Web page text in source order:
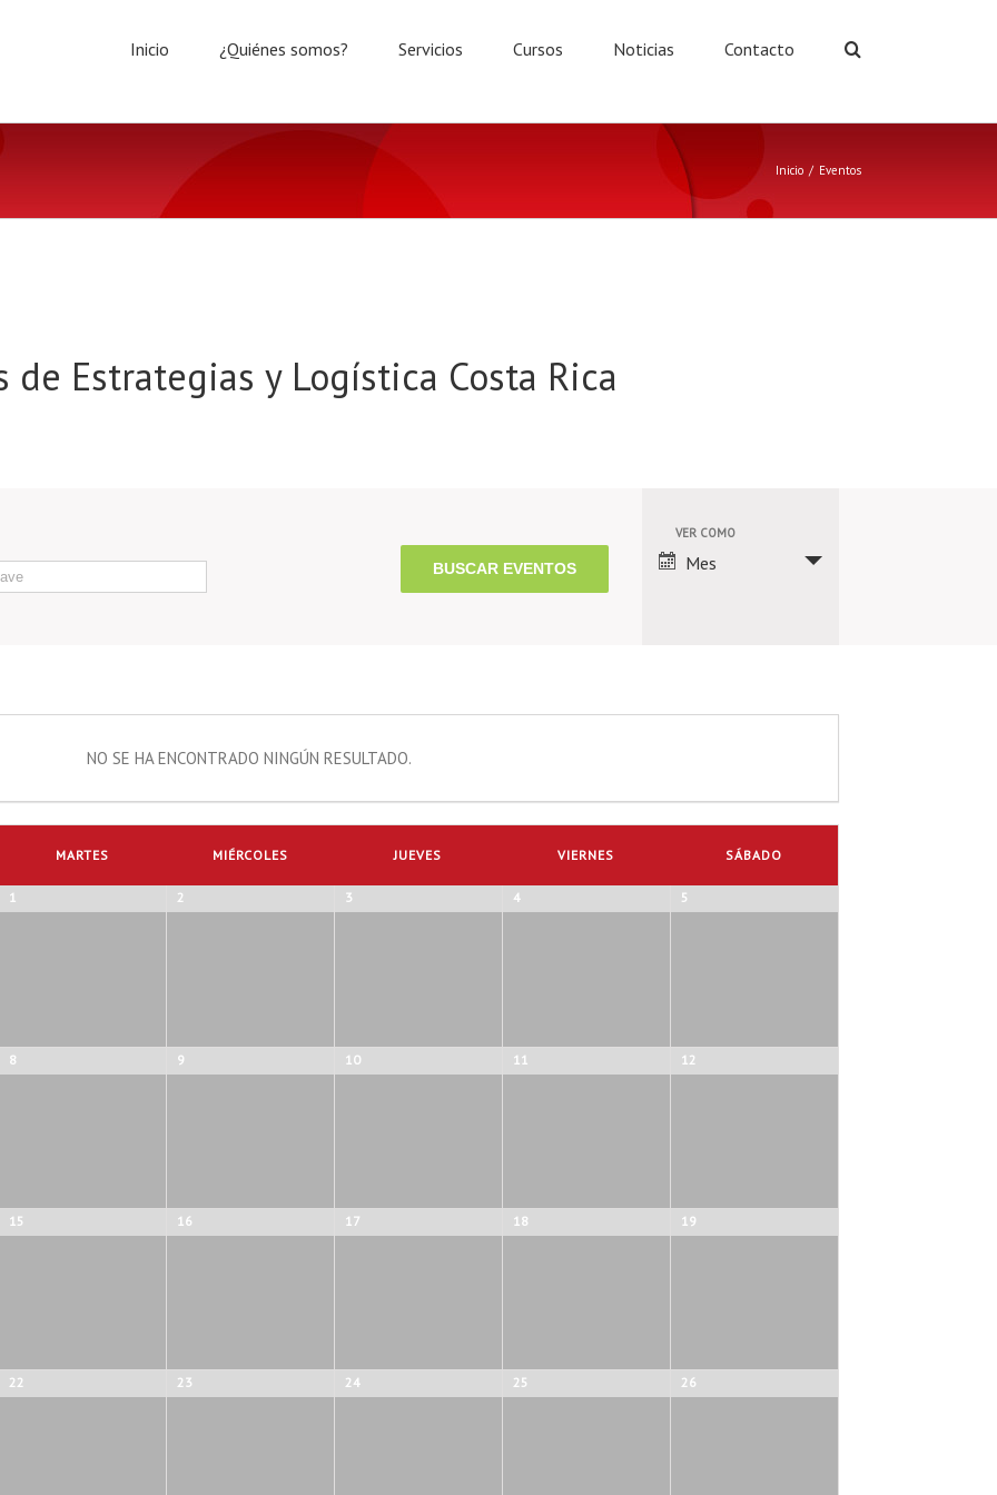
Inicio ¿Quiénes somos? Servicios Cursos Noticias Contacto
Inicio / Eventos
de Estrategias y Logística Costa Rica
Navegación
de
VER COMO
Mes
NO SE HA ENCONTRADO NINGÚN RESULTADO.
MARTES MIÉRCOLES JUEVES VIERNES SÁBADO
1 2 3 4 5
8 9 10 11 12
15 16 17 18 19
22 23 24 25 26